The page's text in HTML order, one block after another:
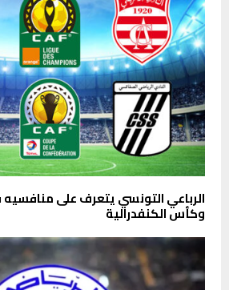
الرباعي التونسي يتعرف على منافسيه
وكأس الكنفدرالية